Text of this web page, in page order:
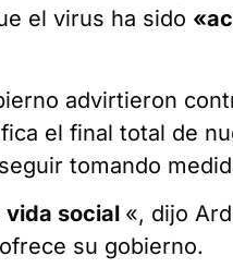
el virus ha sido
advirtieron
el final total de
tomando
vida social «, dijo
su gobierno.